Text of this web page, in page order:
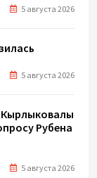
5 августа 2026
5 августа 2026
Кырлыковалы
Рубена
5 августа 2026